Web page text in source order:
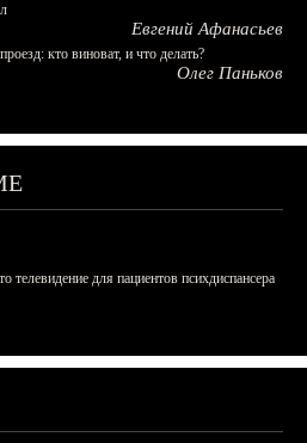
Евгений Афанасьев
кто виноват, и что делать?
Олег Паньков
телевидение для пациентов психдиспансера